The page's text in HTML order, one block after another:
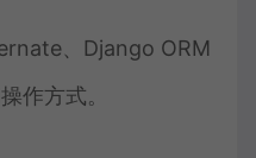
、Django ORM
作方式。